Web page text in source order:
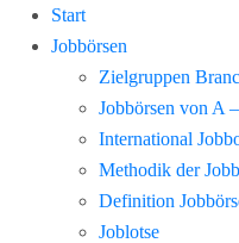
Start
Jobbörsen
Zielgruppen
Jobbörsen von A
International
Methodik der
Definition
Joblotse